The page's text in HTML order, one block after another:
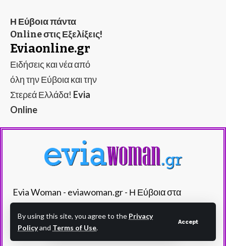
By using this site, you agree to the Privacy
Policyand Terms of Use.
Accept
Η Εύβοια πάντα
Online στις Εξελίξεις!
Eviaonline.gr
Ειδήσεις και νέα από
όλη την Εύβοια και την
Στερεά Ελλάδα! Evia
Online
Evia Woman - eviawoman.gr - Η Εύβοια στα